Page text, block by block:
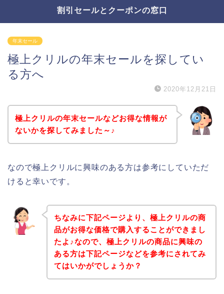
割引セールとクーポンの窓口
年末セール
極上クリルの年末セールを探してい
る方へ
2020年12月21日
極上クリルの年末セールなどお得な情報が
ないかを探してみました～♪
なので極上クリルに興味のある方は参考にしていただ
けると幸いです。
ちなみに下記ページより、極上クリルの商
品がお得な価格で購入することができまし
たよ♪なので、極上クリルの商品に興味の
ある方は下記ページなどを参考にされてみ
てはいかがでしょうか？